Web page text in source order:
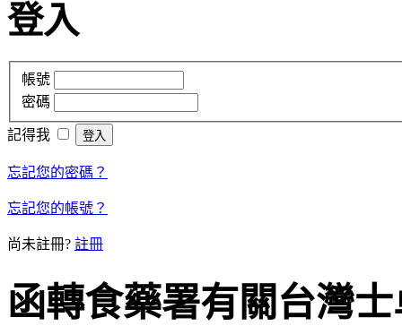
登入
帳號
密碼
記得我
忘記您的密碼？
忘記您的帳號？
尚未註冊? 註冊
函轉食藥署有關台灣